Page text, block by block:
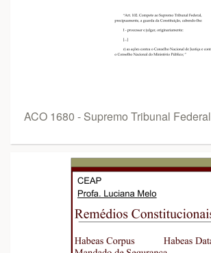
ACO 1680 - Supremo Tribunal Federal